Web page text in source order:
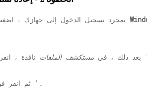
1. بمجرد تسجيل الدخول إلى جهازك ،
2. بعد ذلك ، في مستكشف الملفات نافذة ،
3. ثم '.